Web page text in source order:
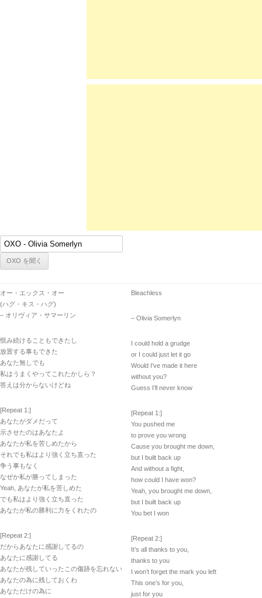
オー・エックス・オー
(ハグ・キス・ハグ)
– オリヴィア・サマーリン
恨み続けることもできたし
放置する事もできた
あなた無しでも
私はうまくやってこれたかしら？
答えは分からないけどね
[Repeat 1:]
あなたがダメだって
示させたのはあなたよ
あなたが私を苦しめたから
それでも私はより強く立ち直った
争う事もなく
なぜか私が勝ってしまった
Yeah, あなたが私を苦しめた
でも私はより強く立ち直った
あなたが私の勝利に力をくれたの
[Repeat 2:]
だからあなたに感謝してるの
あなたに感謝してる
あなたが残していったこの傷跡を忘れない
あなたの為に残しておくわ
あなただけの為に
Bleachless
– Olivia Somerlyn
I could hold a grudge
or I could just let it go
Would I’ve made it here
without you?
Guess I’ll never know
[Repeat 1:]
You pushed me
to prove you wrong
Cause you brought me down,
but I built back up
And without a fight,
how could I have won?
Yeah, you brought me down,
but I built back up
You bet I won
[Repeat 2:]
It’s all thanks to you,
thanks to you
I won’t forget the mark you left
This one’s for you,
just for you